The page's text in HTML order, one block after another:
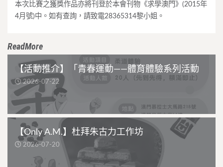
本次比賽之獲獎作品亦將刊登於本會刊物《求學澳門》(2015年
4月號)中。如有查詢，請致電28365314黎小姐。
ReadMore
【活動推介】「青春運動——體育體驗系列活動
2026-07-22
【Only A.M.】杜拜朱古力工作坊
2026-07-20